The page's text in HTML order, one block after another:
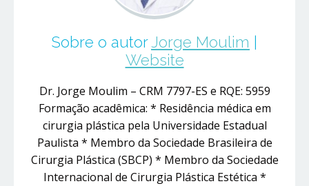
Sobre o autorJorge Moulim
Website
Dr. Jorge Moulim – CRM 7797-ES e RQE: 5959
Formação acadêmica: * Residência médica em
cirurgia plástica pela Universidade Estadual
Paulista * Membro da Sociedade Brasileira de
Cirurgia Plástica (SBCP) * Membro da Sociedade
Internacional de Cirurgia Plástica Estética *